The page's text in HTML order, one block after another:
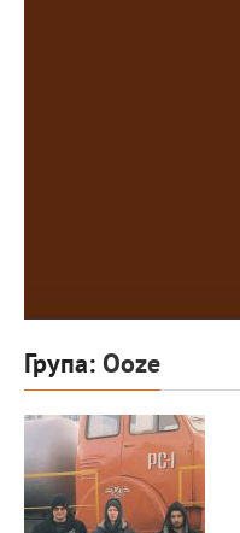
Група: Ooze